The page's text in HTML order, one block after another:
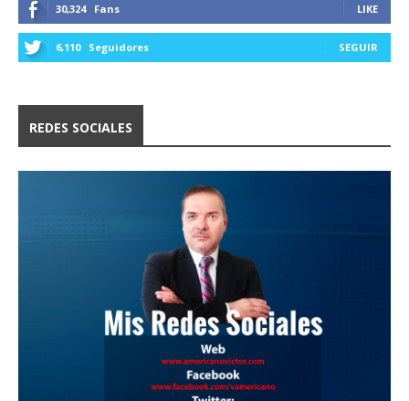
30,324 Fans LIKE
6,110 Seguidores SEGUIR
REDES SOCIALES